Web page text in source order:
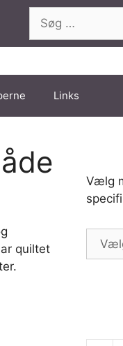
efter:
Links
quiltet
Vælg
Vælg
måned
se